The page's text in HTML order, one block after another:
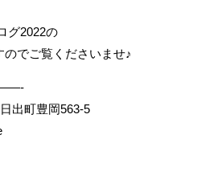
グ2022の
でご覧くださいませ♪
出町豊岡563-5